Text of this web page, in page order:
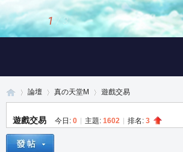
2 / 3
»
論壇
›
真の天堂M 遊戲交易
遊戲交易 今日: 0 主題: 1602 排名: 3